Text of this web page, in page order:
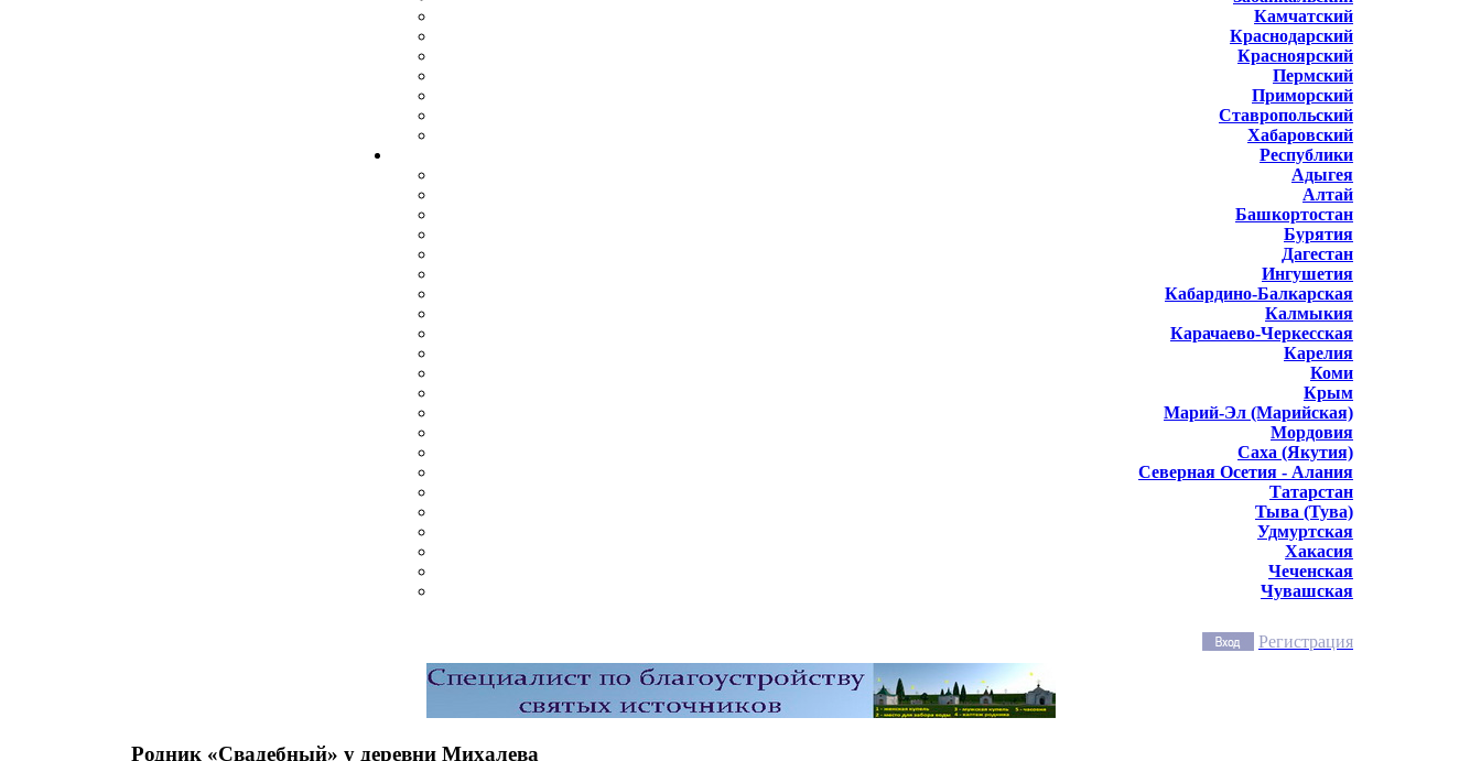
Камчатский
Краснодарский
Красноярский
Пермский
Приморский
Ставропольский
Хабаровский
Республики
Адыгея
Алтай
Башкортостан
Бурятия
Дагестан
Ингушетия
Кабардино-Балкарская
Калмыкия
Карачаево-Черкесская
Карелия
Коми
Крым
Марий-Эл (Марийская)
Мордовия
Саха (Якутия)
Северная Осетия - Алания
Татарстан
Тыва (Тува)
Удмуртская
Хакасия
Чеченская
Чувашская
Регистрация
Родник «Свадебный» у деревни Михалева